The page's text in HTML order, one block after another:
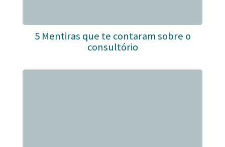
5 Mentiras que te contaram sobre o
consultório